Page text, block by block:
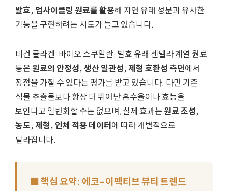
발효, 업사이클링 원료를 활용해 자연 유래 성분과 유사한
기능을 구현하려는 시도가 늘고 있습니다.
비건 콜라겐, 바이오 스쿠알란, 발효 유래 센텔라 계열 원료
등은 원료의 안정성, 생산 일관성, 제형 호환성 측면에서
장점을 가질 수 있다는 평가를 받고 있습니다. 다만 기존
식물 추출물보다 항상 더 뛰어난 흡수율이나 효능을
보인다고 일반화할 수는 없으며, 실제 효과는 원료 조성,
농도, 제형, 인체 적용 데이터에 따라 개별적으로
달라집니다.
■ 핵심 요약: 에코-이펙티브 뷰티 트렌드